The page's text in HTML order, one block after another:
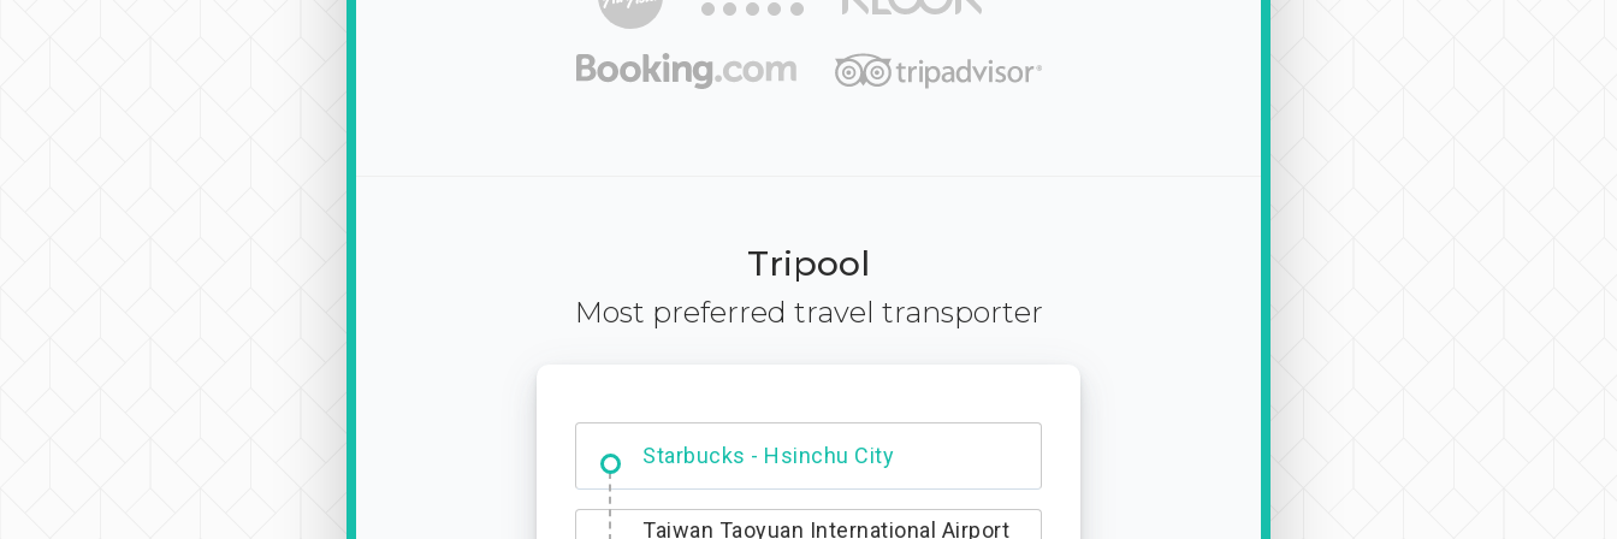
Tripool
Most preferred travel transporter
Starbucks - Hsinchu City
Dabajian Mountain trail Entrance
Taiwan Taoyuan International Airport